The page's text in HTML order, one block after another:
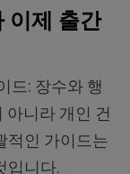
이제 출간
드: 장수와 행
아니라 개인 건
적인 가이드는
입니다.